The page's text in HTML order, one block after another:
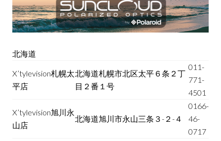
北海道
X’tylevision札幌太
平店
北海道札幌市北区太平６条２丁
目２番１号
011-
771-
4501
X’tylevision旭川永
山店
北海道旭川市永山三条３-２-４
0166-
46-
0717